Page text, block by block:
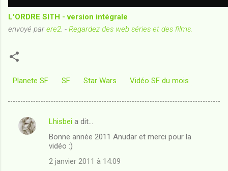
L'ORDRE SITH - version intégrale
envoyé parere2 . - Regardez des web séries et des films.
Planete SF SF Star Wars Vidéo SF du mois
C
Lhisbei a dit…
Bonne année 2011 Anudar et merci pour la
vidéo :)
2 janvier 2011 à 14:09